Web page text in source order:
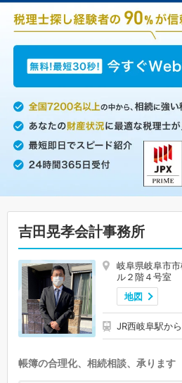
吉田晃孝会計事務所
岐阜県岐阜市
ル２階４号室
地図
JR西岐阜駅か
帳簿の合理化、相続相談、承ります